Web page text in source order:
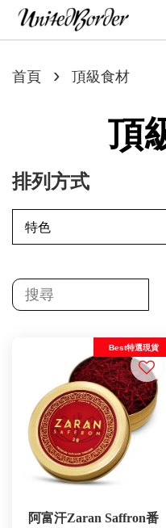
首頁 › 頂級食材
頂
排列方式
Best特選現貨
阿富汗Zaran Saffron番